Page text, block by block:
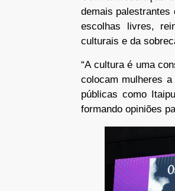
demais palestrantes
escolhas livres,
culturais e da
“A cultura é uma
colocam mulheres
públicas como
formando opiniões